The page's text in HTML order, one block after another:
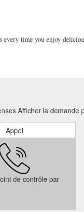
queenstown-
LOGIN. ORDER
LOGIN. ORDER
auckland-restaurant/
LOGIN. ORDER
Mount Wellington.
time you enjoy
Afficher la
Appel
de contrôle par